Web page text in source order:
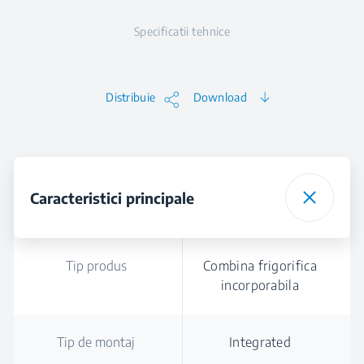
Specificatii tehnice
Distribuie Download
Caracteristici principale
Tip produs
Combina frigorifica
incorporabila
Tip de montaj Integrated